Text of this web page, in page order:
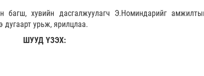
багш, хувийн дасгалжуулагч Э.Номиндарийг
дугаарт урьж, ярилцлаа.
ШУУД ҮЗЭХ: